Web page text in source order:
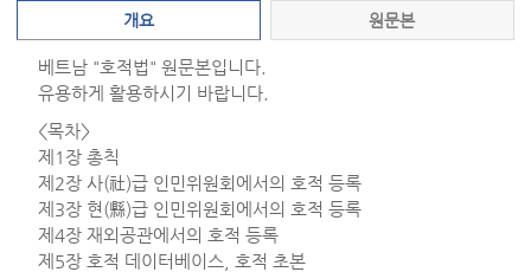
개요 원문본
베트남 "호적법" 원문본입니다.
유용하게 활용하시기 바랍니다.
<목차>
제1장 총칙
제2장 사(社)급 인민위원회에서의 호적 등록
제3장 현(縣)급 인민위원회에서의 호적 등록
제4장 재외공관에서의 호적 등록
제5장 호적 데이터베이스, 호적 초본